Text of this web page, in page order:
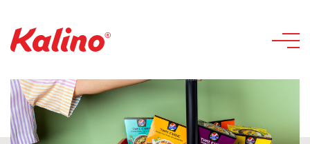
content